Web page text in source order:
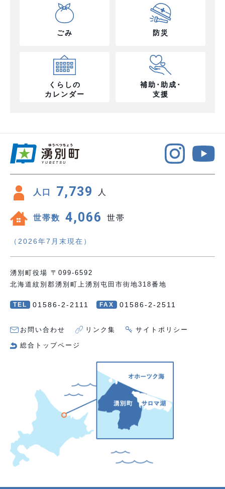
ごみ 防災
くらしの
カレンダー
補助･助成･
支援
人口 7,739 人
世帯数 4,066 世帯
（2026年7月末現在）
湧別町役場 〒099-6592
北海道紋別郡湧別町上湧別屯田市街地318番地
TEL 01586-2-2111 FAX 01586-2-2511
お問い合わせ リンク集 サイトポリシー
総合トップページ